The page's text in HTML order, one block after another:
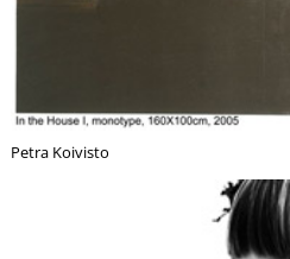
Petra Koivisto